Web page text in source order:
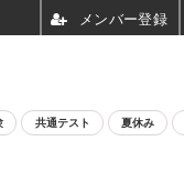
共通テスト 夏休み